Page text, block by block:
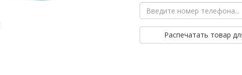
Распечатать товар